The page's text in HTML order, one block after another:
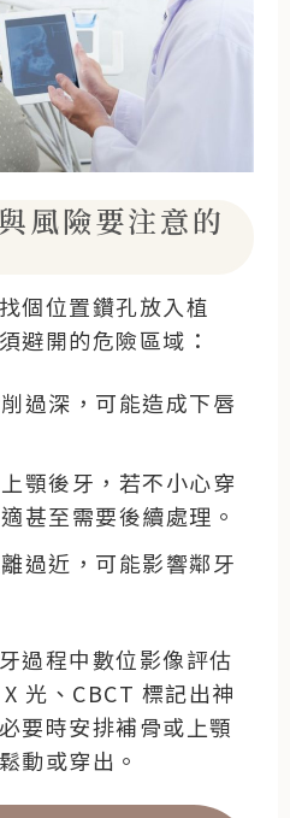
風險要注意的
個位置鑽孔放入植
避開的危險區域：
削過深，可能造成下唇
上顎後牙，若不小心穿
甚至需要後續處理。
離過近，可能影響鄰牙
過程中數位影像評估
光、CBCT 標記出神
要時安排補骨或上顎
動或穿出。